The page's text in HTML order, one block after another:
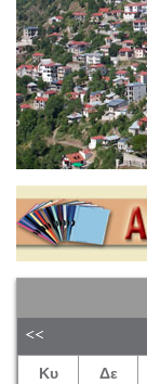
Κυ Δε